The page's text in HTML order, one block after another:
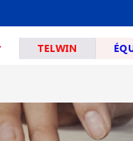
(CURRENT)TELWIN